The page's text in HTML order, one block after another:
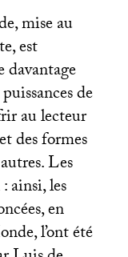
mise au
est
davantage
de
au lecteur
des formes
Les
ainsi, les
en
l’ont été